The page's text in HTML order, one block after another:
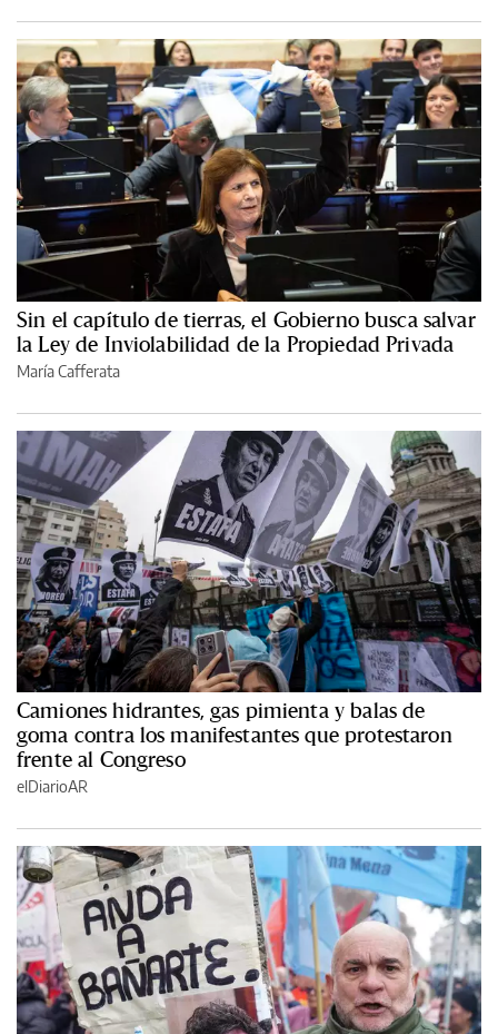
Sin el capítulo de tierras, el Gobierno busca salvar
la Ley de Inviolabilidad de la Propiedad Privada
María Cafferata
Camiones hidrantes, gas pimienta y balas de
goma contra los manifestantes que protestaron
frente al Congreso
elDiarioAR